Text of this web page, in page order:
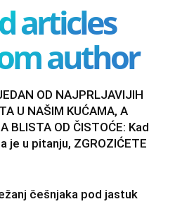
articles
author
OD NAJPRLJAVIJIH
U NAŠIM KUĆAMA, A
BLISTA OD ČISTOĆE: Kad
je u pitanju, ZGROZIĆETE
češnjaka pod jastuk